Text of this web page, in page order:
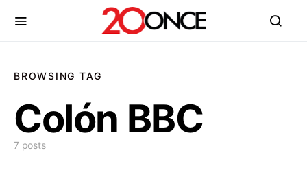
BROWSING TAG
Colón BBC
7 posts